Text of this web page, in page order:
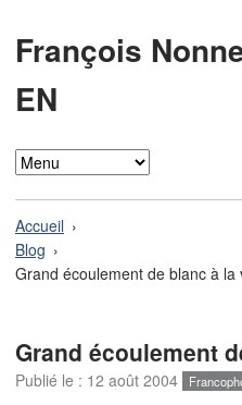
François
EN
Accueil
Blog
Grand écoulement de blanc à la
Grand écoulement
Publié le : 12 août 2004